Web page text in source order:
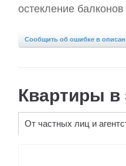
остекление
Сообщить об ошибке в
Квартиры в
От частных лиц и